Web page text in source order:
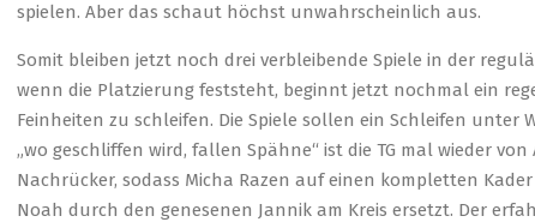
spielen. Aber das schaut höchst unwahrscheinlich aus.
Somit bleiben jetzt noch drei verbleibende Spiele in der
wenn die Platzierung feststeht, beginnt jetzt nochmal ein
Feinheiten zu schleifen. Die Spiele sollen ein Schleifen
„wo geschliffen wird, fallen Spähne“ ist die TG mal wieder
Nachrücker, sodass Micha Razen auf einen kompletten
Noah durch den genesenen Jannik am Kreis ersetzt. Der